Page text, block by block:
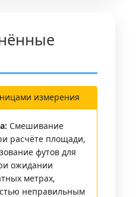
измерения
Смешивание
расчёте площади,
футов для
ожидании
метрах,
неправильным